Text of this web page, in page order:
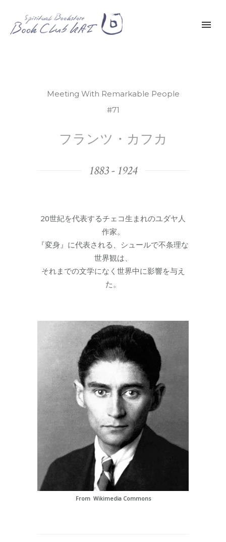
Meeting With Remarkable People
#71
フランツ・カフカ
1883 - 1924
20世紀を代表するチェコ生まれのユダヤ人
作家。
『変身』に代表される、シュールで不条理な
世界観は、
それまでの文学になく世界中に影響を与え
た。
From Wikimedia Commons